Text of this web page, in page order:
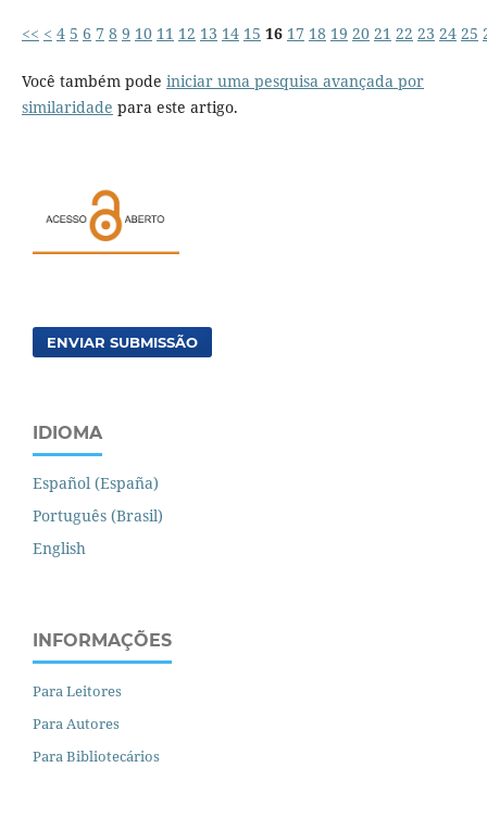
<< < 4 5 6 7 8 9 10 11 12 13 14 15 16 17 18 19 20 21 22 23 24 25
Você também pode iniciar uma pesquisa avançada por
similaridade para este artigo.
ENVIAR SUBMISSÃO
IDIOMA
Español (España)
Português (Brasil)
English
INFORMAÇÕES
Para Leitores
Para Autores
Para Bibliotecários